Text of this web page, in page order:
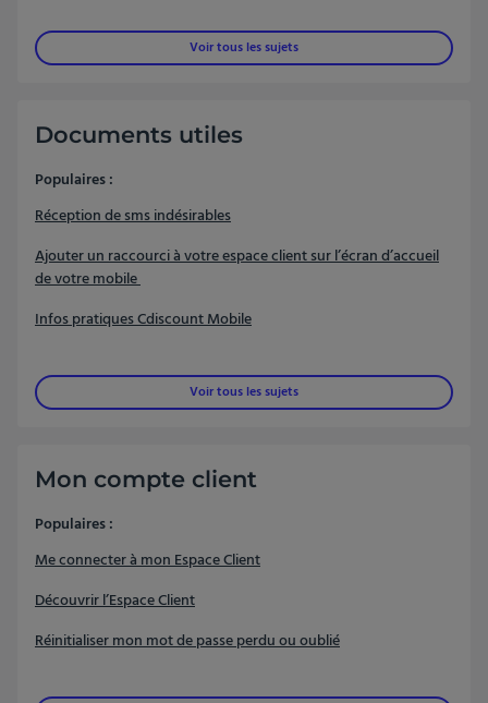
Voir tous les sujets
Documents utiles
Populaires :
Réception de sms indésirables
Ajouter un raccourci à votre espace client sur l’écran d’accueil
de votre mobile
Infos pratiques Cdiscount Mobile
Voir tous les sujets
Mon compte client
Populaires :
Me connecter à mon Espace Client
Découvrir l’Espace Client
Réinitialiser mon mot de passe perdu ou oublié